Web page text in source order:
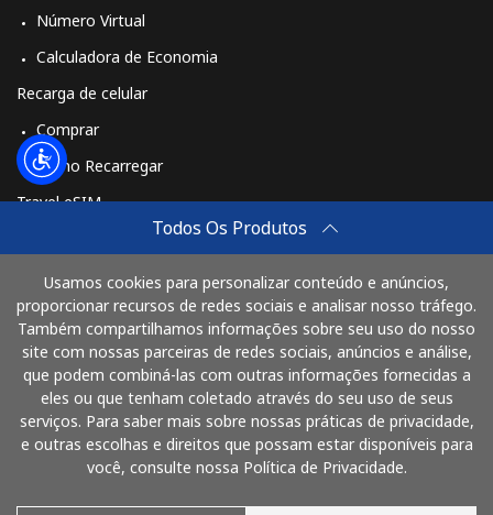
Todos Os Produtos
Usamos cookies para personalizar conteúdo e anúncios,
proporcionar recursos de redes sociais e analisar nosso tráfego.
Também compartilhamos informações sobre seu uso do nosso
site com nossas parceiras de redes sociais, anúncios e análise,
que podem combiná-las com outras informações fornecidas a
eles ou que tenham coletado através do seu uso de seus
serviços. Para saber mais sobre nossas práticas de privacidade,
e outras escolhas e direitos que possam estar disponíveis para
você, consulte nossa Política de Privacidade.
Número Virtual
Calculadora de Economia
Recarga de celular
Comprar
Como Recarregar
Travel eSIM
Como funciona
Pague com